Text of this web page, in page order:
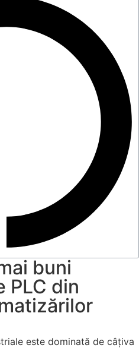
buni
PLC din
este dominată de câțiva